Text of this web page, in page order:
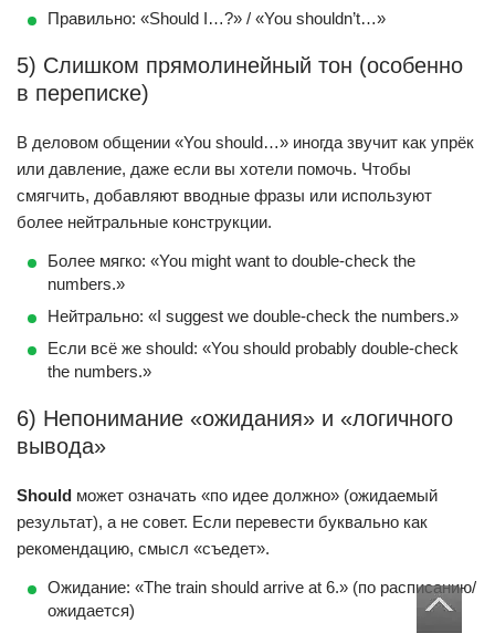
Правильно: «Should I…?» / «You shouldn’t…»
5) Слишком прямолинейный тон (особенно
в переписке)
В деловом общении «You should…» иногда звучит как упрёк
или давление, даже если вы хотели помочь. Чтобы
смягчить, добавляют вводные фразы или используют
более нейтральные конструкции.
Более мягко: «You might want to double-check the
numbers.»
Нейтрально: «I suggest we double-check the numbers.»
Если всё же should: «You should probably double-check
the numbers.»
6) Непонимание «ожидания» и «логичного
вывода»
Should может означать «по идее должно» (ожидаемый
результат), а не совет. Если перевести буквально как
рекомендацию, смысл «съедет».
Ожидание: «The train should arrive at 6.» (по расписанию/
ожидается)